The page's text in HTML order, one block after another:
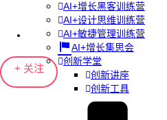
AI+增长黑客训练营
AI+设计思维训练营
AI+敏捷管理训练营
AI+增长集思会
创新学堂
创新讲座
创新工具
+ 关注